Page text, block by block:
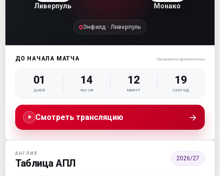
Ливерпуль Монако
Энфилд · Ливерпуль
ДО НАЧАЛА МАТЧА Обновляется автоматически
01
ДНЕЙ
14
ЧАСОВ
12
МИНУТ
18
СЕКУНД
Смотреть трансляцию →
АНГЛИЯ
Таблица АПЛ 2026/27